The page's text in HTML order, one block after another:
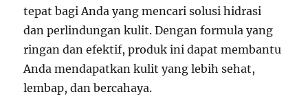
tepat bagi Anda yang mencari solusi hidrasi
dan perlindungan kulit. Dengan formula yang
ringan dan efektif, produk ini dapat membantu
Anda mendapatkan kulit yang lebih sehat,
lembap, dan bercahaya.